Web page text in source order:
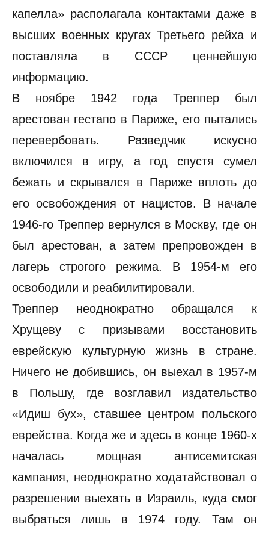
капелла» располагала контактами даже в
высших военных кругах Третьего рейха и
поставляла в СССР ценнейшую
информацию.
В ноябре 1942 года Треппер был
арестован гестапо в Париже, его пытались
перевербовать. Разведчик искусно
включился в игру, а год спустя сумел
бежать и скрывался в Париже вплоть до
его освобождения от нацистов. В начале
1946-го Треппер вернулся в Москву, где он
был арестован, а затем препровожден в
лагерь строгого режима. В 1954-м его
освободили и реабилитировали.
Треппер неоднократно обращался к
Хрущеву с призывами восстановить
еврейскую культурную жизнь в стране.
Ничего не добившись, он выехал в 1957-м
в Польшу, где возглавил издательство
«Идиш бух», ставшее центром польского
еврейства. Когда же и здесь в конце 1960-х
началась мощная антисемитская
кампания, неоднократно ходатайствовал о
разрешении выехать в Израиль, куда смог
выбраться лишь в 1974 году. Там он